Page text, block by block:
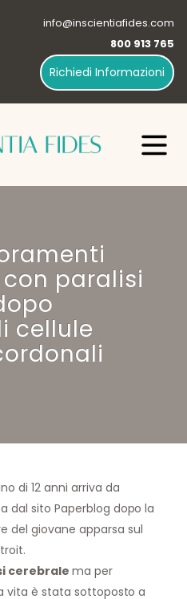
info@inscientiafides.com
800 913 765
Richiedi Informazioni
con paralisi
cellule
di 12 anni arriva da
dal sito Paperblog dopo la
del giovane apparsa sul
cerebrale ma per
vita è stata sottoposto a